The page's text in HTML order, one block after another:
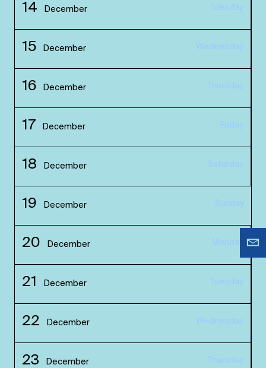
14 December Tuesday
15 December Wednesday
16 December Thursday
17 December Friday
18 December Saturday
19 December Sunday
20 December Monday
21 December Tuesday
22 December Wednesday
23 December Thursday